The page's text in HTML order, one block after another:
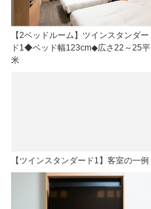
【2ベッドルーム】ツインスタンダー
ド1◆ベッド幅123cm◆広さ22～25平
米
【ツインスタンダード1】客室の一例